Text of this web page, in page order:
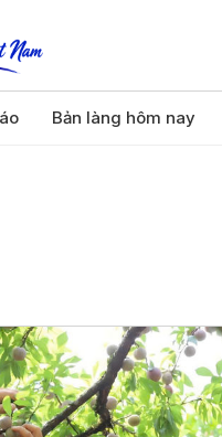
Bản làng hôm nay